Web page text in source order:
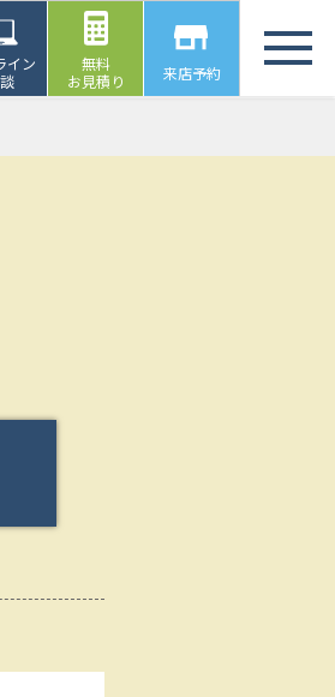
イン
無料
お見積り
来店予約